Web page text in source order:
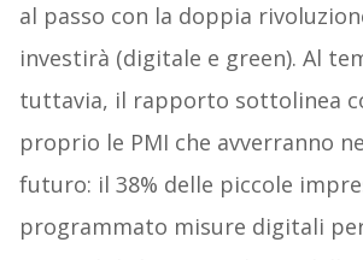
al passo con la doppia
investirà (digitale e green). Al
tuttavia, il rapporto sottolinea
proprio le PMI che avverranno
futuro: il 38% delle piccole
programmato misure digitali